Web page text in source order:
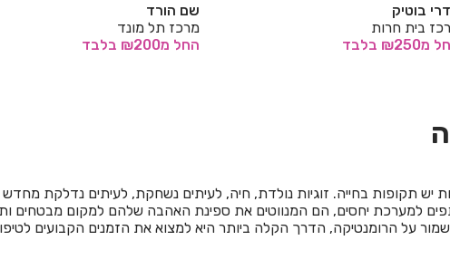
הורד
תל מונד
מ₪200 בלבד
חדרי בוטיק
מרכז בית חרות
החל מ₪250 בלבד
יש תקופות בחייה. זוגיות נולדת, חיה, לעיתים נשחקת, לעיתים נדלקת
למערכת יחסים, הם המנווטים את ספינת האהבה שלהם למקום מבטחים
על הרומנטיקה, הדרך הקלה ביותר היא למצוא את הזמנים הקבועים